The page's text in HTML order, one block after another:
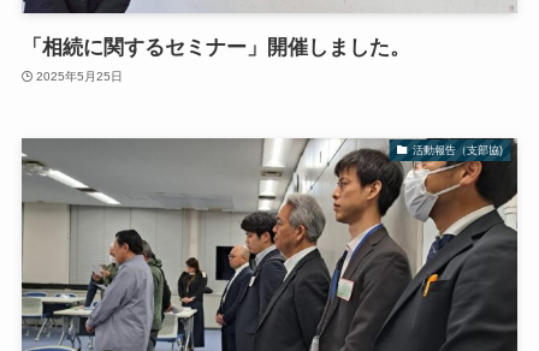
「相続に関するセミナー」開催しました。
2025年5月25日
活動報告（支部協)